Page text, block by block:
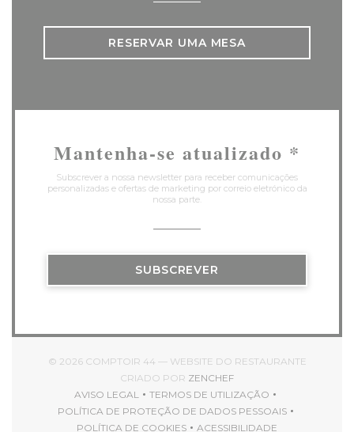
RESERVAR UMA MESA
Mantenha-se atualizado *
Subscrever a nossa newsletter para receber comunicações
personalizadas e ofertas de marketing por correio eletrónico da
nossa parte.
SUBSCREVER
© 2026 COMPTOIR 44 — WEBSITE DO RESTAURANTE
CRIADO POR ZENCHEF((ABRE NUMA NOVA
AVISO LEGAL
((ABRE NUMA NOVA JANELA))
TERMOS DE UTILIZAÇÃO
((ABRE NUMA NOVA
POLÍTICA DE PROTEÇÃO DE DADOS PESSOAIS
((ABRE NUMA NOVA JANELA))
POLÍTICA DE COOKIES
ACESSIBILIDADE